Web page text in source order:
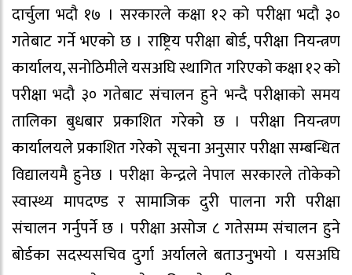
दार्चुला भदौ १७ । सरकारले कक्षा १२ को परीक्षा भदौ ३०
गतेबाट गर्ने भएको छ । राष्ट्रिय परीक्षा बोर्ड, परीक्षा नियन्त्रण
कार्यालय, सनोठिमीले यसअघि स्थागित गरिएको कक्षा १२ को
परीक्षा भदौ ३० गतेबाट संचालन हुने भन्दै परीक्षाको समय
तालिका बुधबार प्रकाशित गरेको छ । परीक्षा नियन्त्रण
कार्यालयले प्रकाशित गरेको सूचना अनुसार परीक्षा सम्बन्धित
विद्यालयमै हुनेछ । परीक्षा केन्द्रले नेपाल सरकारले तोकेको
स्वास्थ्य मापदण्ड र सामाजिक दुरी पालना गरी परीक्षा
संचालन गर्नुपर्ने छ । परीक्षा असोज ८ गतेसम्म संचालन हुने
बोर्डका सदस्यसचिव दुर्गा अर्यालले बताउनुभयो । यसअघि